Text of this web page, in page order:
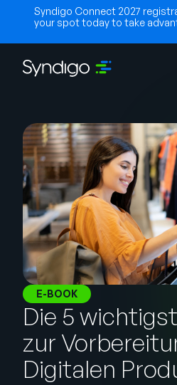
Syndigo Connect 2027
your spot today to take
Lösungen
Branchen
Partner
Ressourcen
Unternehmen
E-BOOK
Die 5
zur
Digitalen